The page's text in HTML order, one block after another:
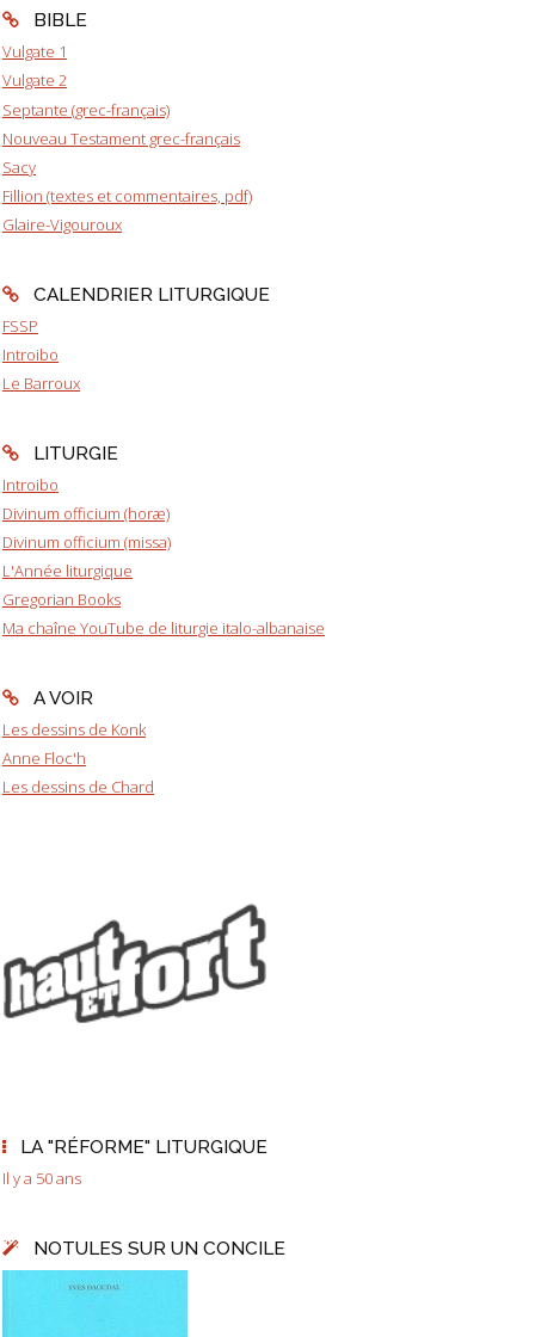
BIBLE
Vulgate 1
Vulgate 2
Septante (grec-français)
Nouveau Testament grec-français
Sacy
Fillion (textes et commentaires, pdf)
Glaire-Vigouroux
CALENDRIER LITURGIQUE
FSSP
Introibo
Le Barroux
LITURGIE
Introibo
Divinum officium (horæ)
Divinum officium (missa)
L'Année liturgique
Gregorian Books
Ma chaîne YouTube de liturgie italo-albanaise
A VOIR
Les dessins de Konk
Anne Floc'h
Les dessins de Chard
LA "RÉFORME" LITURGIQUE
Il y a 50 ans
NOTULES SUR UN CONCILE